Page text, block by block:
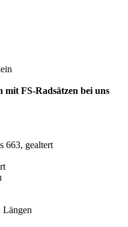
mit FS-Radsätzen bei uns
663, gealtert